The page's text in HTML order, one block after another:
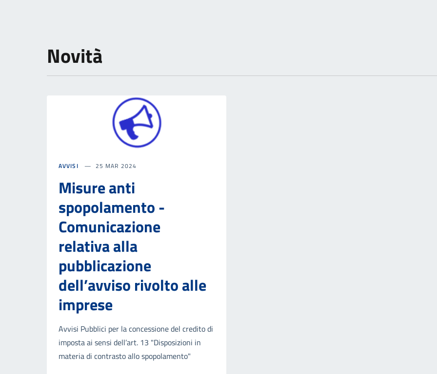
Novità
AVVISI 25 MAR 2024
Misure anti
spopolamento -
Comunicazione
relativa alla
pubblicazione
dell’avviso rivolto alle
imprese
Avvisi Pubblici per la concessione del credito di
imposta ai sensi dell’art. 13 "Disposizioni in
materia di contrasto allo spopolamento"